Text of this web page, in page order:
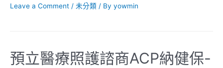
Leave a Comment / 未分類 / By yowmin
預立醫療照護諮商ACP納健保-